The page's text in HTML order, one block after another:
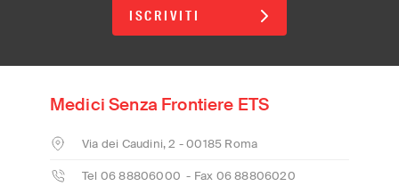
ISCRIVITI
Medici Senza Frontiere ETS
Via dei Caudini, 2 - 00185 Roma
Tel 06 88806000 - Fax 06 88806020